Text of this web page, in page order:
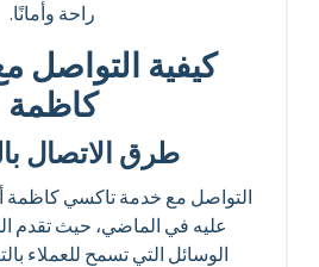
راحة وأمانًا.
كيفية التواصل
كاظمة
طرق الاتصال
التواصل مع خدمة تاكسي كاظمة
عليه في الماضي، حيث تقدم
الوسائل التي تسمح للعملاء